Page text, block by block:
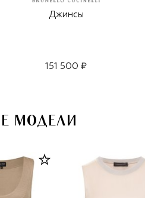
Джинсы
151 500 ₽
МОДЕЛИ